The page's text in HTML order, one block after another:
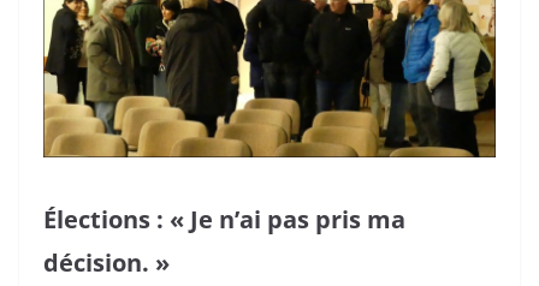
Élections : « Je n’ai pas pris ma
décision. »